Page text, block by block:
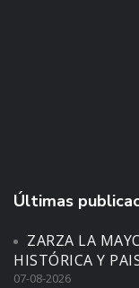
Últimas
ZARZA LA
HISTÓRICA Y
07-08-2026